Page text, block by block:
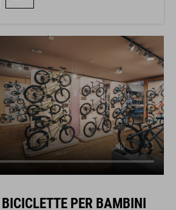
PER BAMBINI